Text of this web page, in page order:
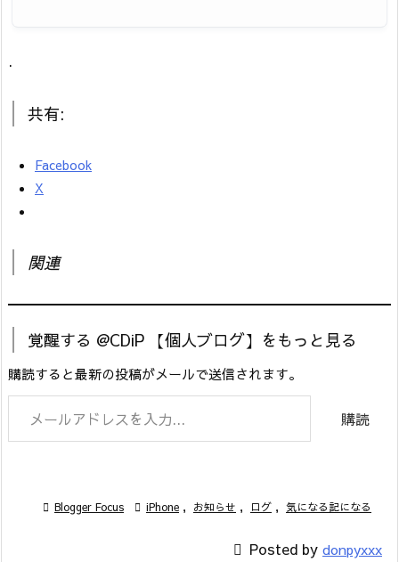
.
共有:
Facebook
X
関連
覚醒する @CDiP 【個人ブログ】をもっと見る
購読すると最新の投稿がメールで送信されます。
メールアドレスを入力...
購読
 Blogger Focus  iPhone , お知らせ , ログ , 気になる記になる
 Posted by donpyxxx